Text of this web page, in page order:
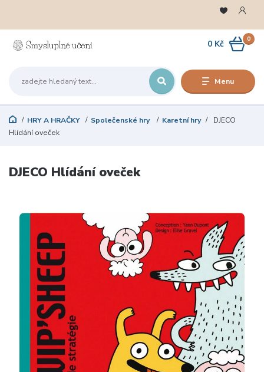
Menu
0
0 Kč
HRY A HRAČKY Společenské hry Karetní hry
DJECO
Hlídání oveček
DJECO Hlídání oveček